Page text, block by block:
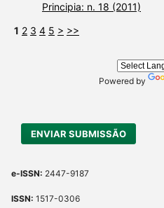
Principia: n. 18 (2011)
1 2 3 4 5 > >>
Powered by
ENVIAR SUBMISSÃO
e-ISSN: 2447-9187
ISSN: 1517-0306